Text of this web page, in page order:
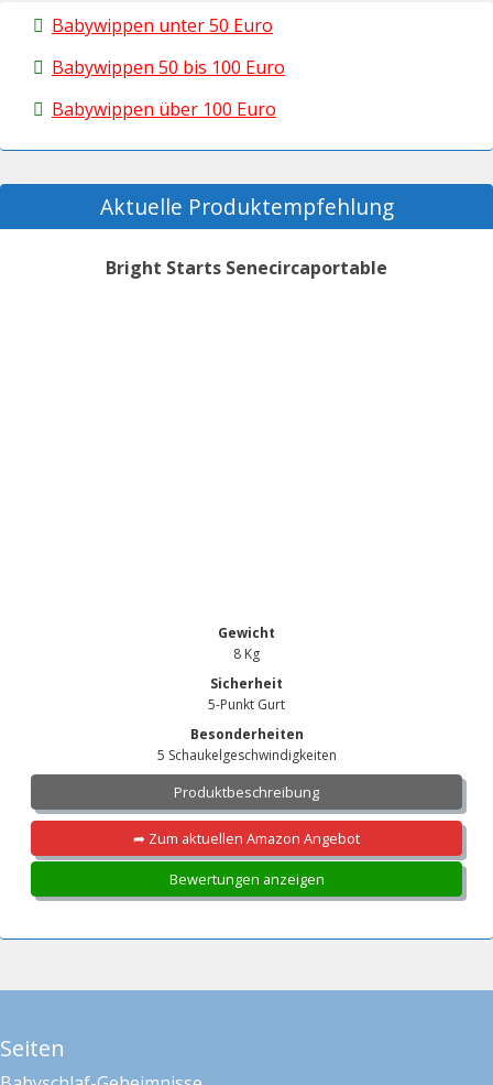
Babywippen unter 50 Euro
Babywippen 50 bis 100 Euro
Babywippen über 100 Euro
Aktuelle Produktempfehlung
Bright Starts Senecircaportable
Gewicht
8 Kg
Sicherheit
5-Punkt Gurt
Besonderheiten
5 Schaukelgeschwindigkeiten
Produktbeschreibung
➦ Zum aktuellen Amazon Angebot
Bewertungen anzeigen
Seiten